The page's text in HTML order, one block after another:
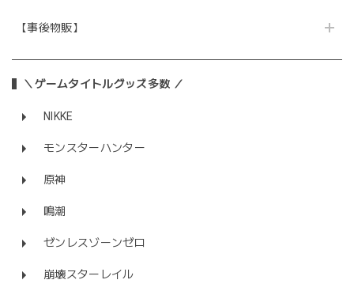
【事後物販】
＼ゲームタイトルグッズ多数 ／
NIKKE
モンスターハンター
原神
鳴潮
ゼンレスゾーンゼロ
崩壊スターレイル